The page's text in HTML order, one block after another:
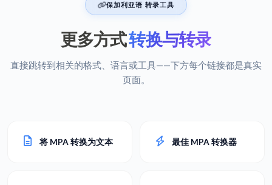
保加利亚语 转录工具
更多方式转换与转录
直接跳转到相关的格式、语言或工具——下方每个链接都是真实
页面。
将 MPA 转换为文本 最佳 MPA 转换器